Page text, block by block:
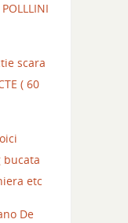
scara
( 60
bucata
etc
De